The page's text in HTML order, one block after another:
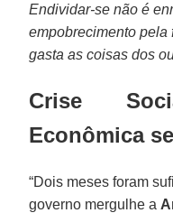
Endividar-se não é
empobrecimento
gasta as coisas dos
Crise
Econômica
“Dois meses foram
governo mergulhe a